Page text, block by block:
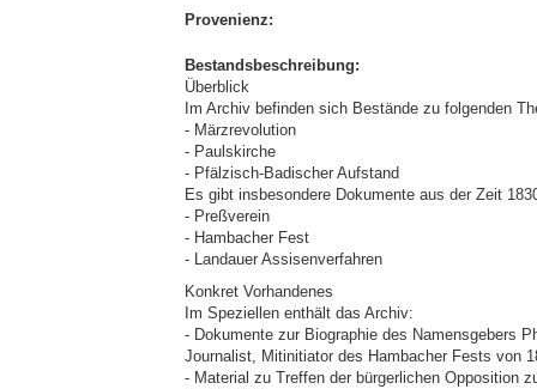
Provenienz:
Bestandsbeschreibung:
Überblick
Im Archiv befinden sich Bestände zu folgenden
- Märzrevolution
- Paulskirche
- Pfälzisch-Badischer Aufstand
Es gibt insbesondere Dokumente aus der Zeit
- Preßverein
- Hambacher Fest
- Landauer Assisenverfahren
Konkret Vorhandenes
Im Speziellen enthält das Archiv:
- Dokumente zur Biographie des Namensgebers
Journalist, Mitinitiator des Hambacher Fests von
- Material zu Treffen der bürgerlichen Opposition